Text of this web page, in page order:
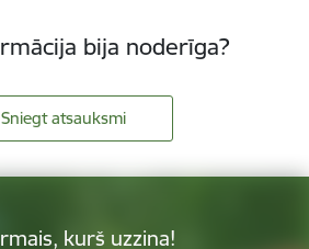
bija noderīga?
Sniegt atsauksmi
kurš uzzina!